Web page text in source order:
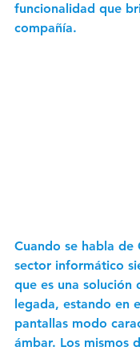
funcionalidad que
compañía.
Cuando se habla de
sector informático
que es una solución
legada, estando en
pantallas modo
ámbar. Los mismos